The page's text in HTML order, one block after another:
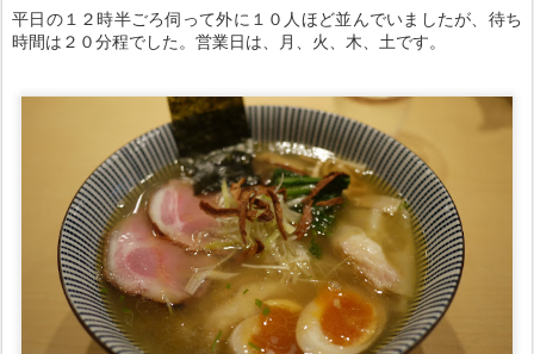
平日の１２時半ごろ伺って外に１０人ほど並んでいましたが、待ち
時間は２０分程でした。営業日は、月、火、木、土です。